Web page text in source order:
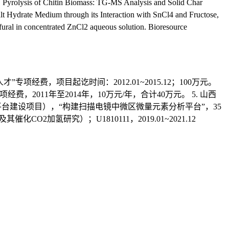
of Chitin Biomass: TG-MS Analysis and Solid Char
Medium through its Interaction with SnCl4 and Fructose,
in concentrated ZnCl2 aqueous solution. Bioresource
”专项经费，项目起讫时间：2012.01~2015.12；100万元。
经费，2011年至2014年，10万元/年，合计40万元。 5. 山西
建设项目），“构建扫描电镜中微区微量元素分析平台”，35
催化CO2加氢研究）；U1810111，2019.01~2021.12